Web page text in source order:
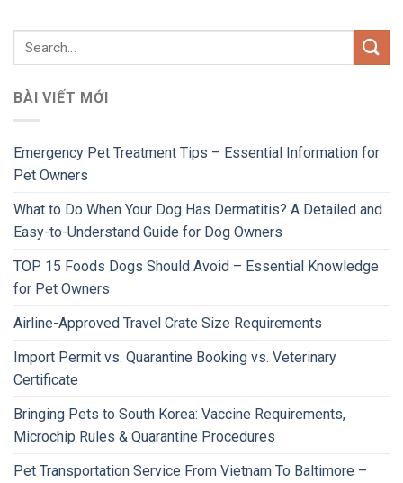
BÀI VIẾT MỚI
Emergency Pet Treatment Tips – Essential Information for
Pet Owners
What to Do When Your Dog Has Dermatitis? A Detailed and
Easy-to-Understand Guide for Dog Owners
TOP 15 Foods Dogs Should Avoid – Essential Knowledge
for Pet Owners
Airline-Approved Travel Crate Size Requirements
Import Permit vs. Quarantine Booking vs. Veterinary
Certificate
Bringing Pets to South Korea: Vaccine Requirements,
Microchip Rules & Quarantine Procedures
Pet Transportation Service From Vietnam To Baltimore –